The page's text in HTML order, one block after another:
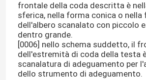
Casa.
frontale della coda descritta è
sferica, nella forma conica o nella
dell'albero scanalato con piccolo
dentro grande.
[0006] nello schema suddetto, il
dell'estremità di coda della testa
scanalatura di adeguamento per
dello strumento di adeguamento.